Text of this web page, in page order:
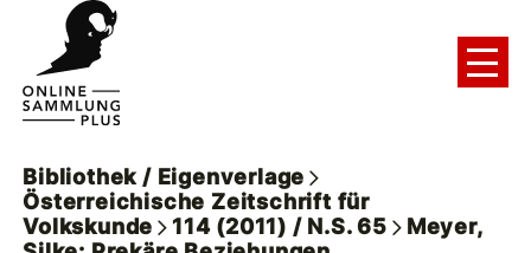
Bibliothek / Eigenverlage
Österreichische Zeitschrift für
Volkskunde
114 (2011) / N.S. 65
Meyer,